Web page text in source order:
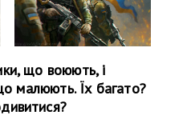
що воюють, і
що малюють. Їх багато?